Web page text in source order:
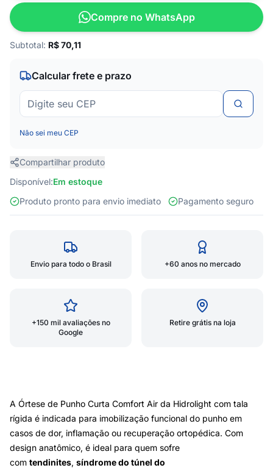
Compre no WhatsApp
Subtotal: R$70,11
Calcular frete e prazo
Não sei meu CEP
Compartilhar produto
Disponível:Em estoque
Produto pronto para envio imediato
Pagamento seguro
Envio para todo o Brasil +60 anos no mercado
+150 mil avaliações no
Google
Retire grátis na loja
A Órtese de Punho Curta Comfort Air da Hidrolight com tala
rígida é indicada para imobilização funcional do punho em
casos de dor, inflamação ou recuperação ortopédica. Com
design anatômico, é ideal para quem sofre
com tendinites, síndrome do túnel do